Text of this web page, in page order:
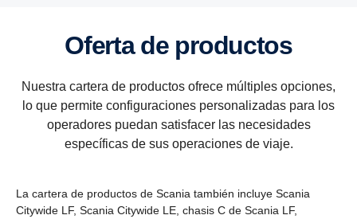
Oferta de productos
Nuestra cartera de productos ofrece múltiples opciones,
lo que permite configuraciones personalizadas para los
operadores puedan satisfacer las necesidades
específicas de sus operaciones de viaje.
Chasis K de Scania HF para viajes
La cartera de productos de Scania también incluye Scania
Citywide LF, Scania Citywide LE, chasis C de Scania LF,